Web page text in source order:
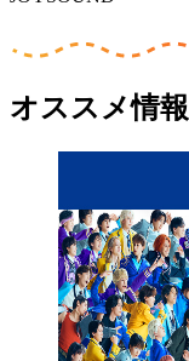
オススメ情報